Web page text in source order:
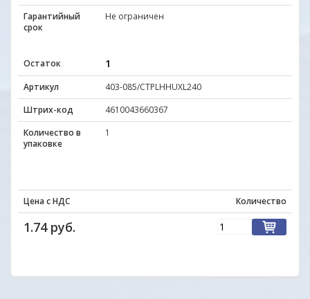
Гарантийный
срок
Не ограничен
Остаток 1
Артикул
403-085/CTPLHHUXL240
Штрих-код
4610043660367
Количество в
упаковке
1
Цена с НДС Количество
1.74 руб.